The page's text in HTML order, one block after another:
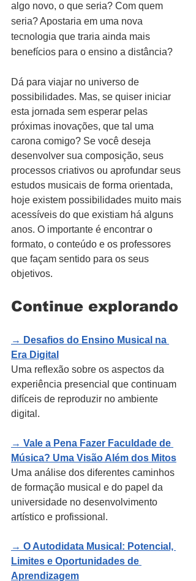
algo novo, o que seria? Com quem
seria? Apostaria em uma nova
tecnologia que traria ainda mais
benefícios para o ensino a distância?
Dá para viajar no universo de
possibilidades. Mas, se quiser iniciar
esta jornada sem esperar pelas
próximas inovações, que tal uma
carona comigo? Se você deseja
desenvolver sua composição, seus
processos criativos ou aprofundar seus
estudos musicais de forma orientada,
hoje existem possibilidades muito mais
acessíveis do que existiam há alguns
anos. O importante é encontrar o
formato, o conteúdo e os professores
que façam sentido para os seus
objetivos.
Continue explorando
→ Desafios do Ensino Musical na
Era Digital
Uma reflexão sobre os aspectos da
experiência presencial que continuam
difíceis de reproduzir no ambiente
digital.
→ Vale a Pena Fazer Faculdade de
Música? Uma Visão Além dos Mitos
Uma análise dos diferentes caminhos
de formação musical e do papel da
universidade no desenvolvimento
artístico e profissional.
→ O Autodidata Musical: Potencial,
Limites e Oportunidades de
Aprendizagem